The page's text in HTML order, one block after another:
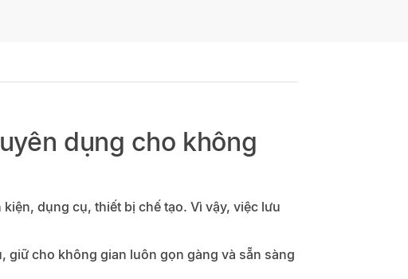
dụng cho không
dụng cụ, thiết bị chế tạo. Vì vậy, việc lưu
giữ cho không gian luôn gọn gàng và sẵn sàng